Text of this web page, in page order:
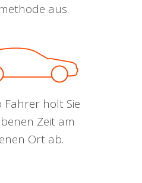
aus.
Fahrer holt Sie
Zeit am
Ort ab.